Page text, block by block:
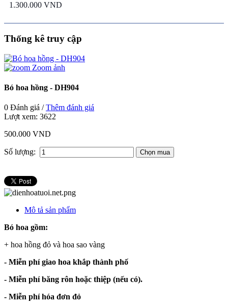
1.300.000 VND
Thống kê truy cập
Zoom ảnh
Bó hoa hồng - DH904
0 Đánh giá /Thêm đánh giá
Lượt xem: 3622
500.000 VND
Số lượng:
Mô tả sản phẩm
Bó hoa gồm:
+ hoa hồng đỏ và hoa sao vàng
- Miễn phí giao hoa khắp thành phố
- Miễn phí băng rôn hoặc thiệp (nếu có).
- Miễn phí hóa đơn đỏ